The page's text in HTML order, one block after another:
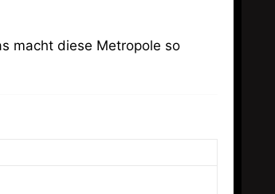
macht diese Metropole so